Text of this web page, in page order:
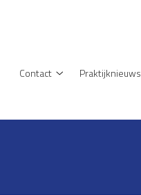
Contact
Praktijknieuws